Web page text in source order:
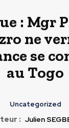
: Mgr
ne
se
au Togo
Uncategorized
: Julien